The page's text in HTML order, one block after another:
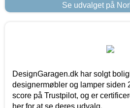
Se udvalget på
DesignGaragen.dk har solgt
designermøbler og lamper siden
score på Trustpilot, og er
her for at se deres udvalg.